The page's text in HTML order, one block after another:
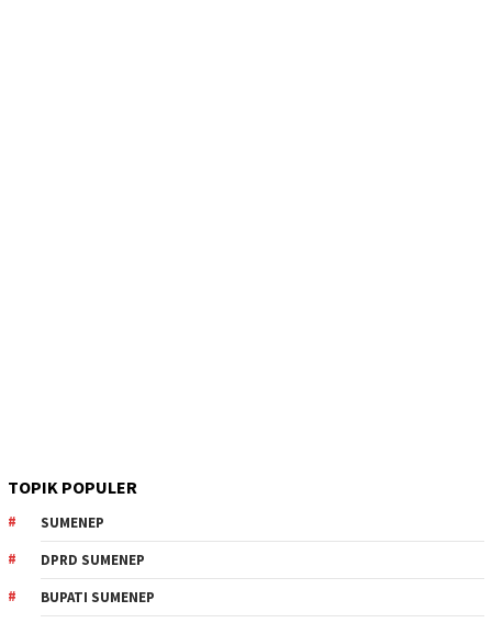
TOPIK POPULER
SUMENEP
DPRD SUMENEP
BUPATI SUMENEP